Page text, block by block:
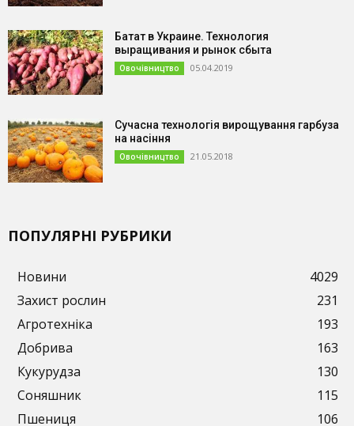
Батат в Украине. Технология
выращивания и рынок сбыта
Овочівництво 05.04.2019
Сучасна технологія вирощування гарбуза
на насіння
Овочівництво 21.05.2018
ПОПУЛЯРНІ РУБРИКИ
Новини
4029
Захист рослин
231
Агротехніка
193
Добрива
163
Кукурудза
130
Соняшник
115
Пшениця
106